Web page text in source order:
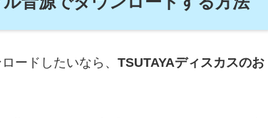
ードしたいなら、 TSUTAYAディスカスのお